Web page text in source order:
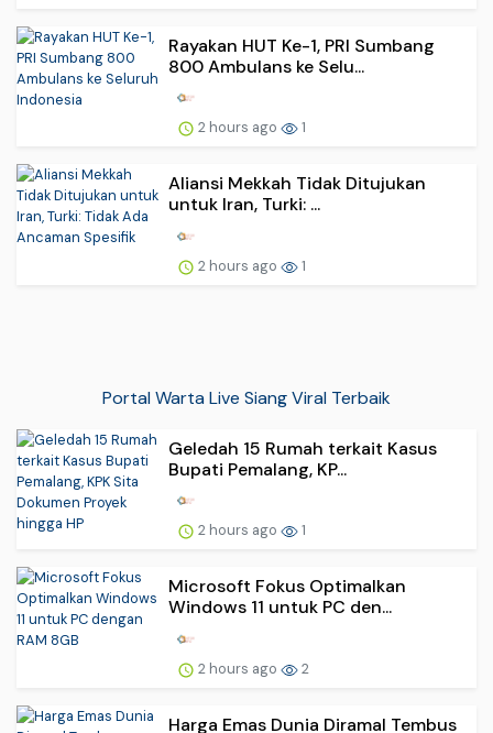
Rayakan HUT Ke-1, PRI Sumbang
800 Ambulans ke Selu...
2 hours ago 1
Aliansi Mekkah Tidak Ditujukan
untuk Iran, Turki: ...
2 hours ago 1
Portal Warta Live Siang Viral Terbaik
Geledah 15 Rumah terkait Kasus
Bupati Pemalang, KP...
2 hours ago 1
Microsoft Fokus Optimalkan
Windows 11 untuk PC den...
2 hours ago 2
Harga Emas Dunia Diramal Tembus